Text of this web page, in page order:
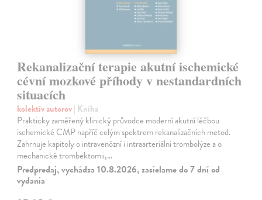
Rekanalizační terapie akutní ischemické
cévní mozkové příhody v nestandardních
situacích
kolektív autorov| Kniha
Prakticky zaměřený klinický průvodce moderní akutní léčbou
ischemické CMP napříč celým spektrem rekanalizačních metod.
Zahrnuje kapitoly o intravenózní i intraarteriální trombolýze a o
mechanické trombektomii,…
Predpredaj, vychádza 10.8.2026, zasielame do 7 dní od
vydania